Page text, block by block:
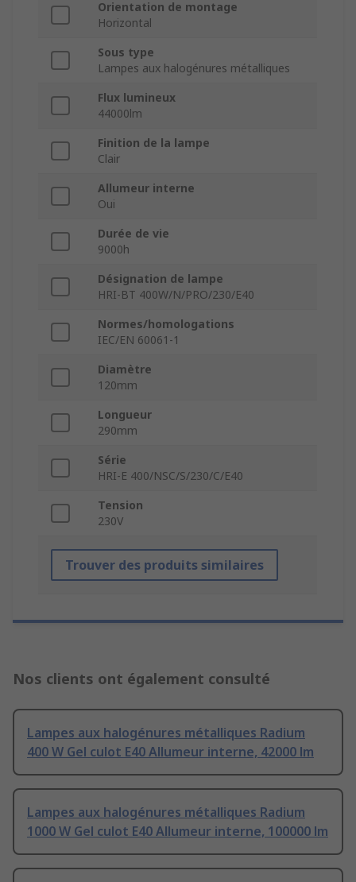
Orientation de montage
Horizontal
Sous type
Lampes aux halogénures métalliques
Flux lumineux
44000lm
Finition de la lampe
Clair
Allumeur interne
Oui
Durée de vie
9000h
Désignation de lampe
HRI-BT 400W/N/PRO/230/E40
Normes/homologations
IEC/EN 60061-1
Diamètre
120mm
Longueur
290mm
Série
HRI-E 400/NSC/S/230/C/E40
Tension
230V
Trouver des produits similaires
Nos clients ont également consulté
Lampes aux halogénures métalliques Radium
400 W Gel culot E40 Allumeur interne, 42000 lm
Lampes aux halogénures métalliques Radium
1000 W Gel culot E40 Allumeur interne, 100000 lm